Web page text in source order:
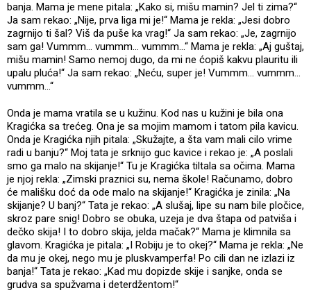
banja. Mama je mene pitala: „Kako si, mišu mamin? Jel ti zima?“
Ja sam rekao: „Nije, prva liga mi je!“ Mama je rekla: „Jesi dobro
zagrnijo ti šal? Viš da puše ka vrag!“ Ja sam rekao: „Je, zagrnijo
sam ga! Vummm... vummm... vummm...“ Mama je rekla: „Aj guštaj,
mišu mamin! Samo nemoj dugo, da mi ne ćopiš kakvu plauritu ili
upalu pluća!“ Ja sam rekao: „Neću, super je! Vummm... vummm...
vummm...“
Onda je mama vratila se u kužinu. Kod nas u kužini je bila ona
Kragićka sa trećeg. Ona je sa mojim mamom i tatom pila kavicu.
Onda je Kragićka njih pitala: „Skužajte, a šta vam mali cilo vrime
radi u banju?“ Moj tata je srknijo guc kavice i rekao je: „A poslali
smo ga malo na skijanje!“ Tu je Kragićka tiltala sa očima. Mama
je njoj rekla: „Zimski praznici su, nema škole! Računamo, dobro
će mališku doć da ode malo na skijanje!“ Kragićka je zinila: „Na
skijanje? U banj?“ Tata je rekao: „A slušaj, lipe su nam bile pločice,
skroz pare snig! Dobro se obuka, uzeja je dva štapa od patviša i
dečko skija! I to dobro skija, jelda mačak?“ Mama je klimnila sa
glavom. Kragićka je pitala: „I Robiju je to okej?“ Mama je rekla: „Ne
da mu je okej, nego mu je pluskvamperfa! Po cili dan ne izlazi iz
banja!“ Tata je rekao: „Kad mu dopizde skije i sanjke, onda se
grudva sa spužvama i deterdžentom!“